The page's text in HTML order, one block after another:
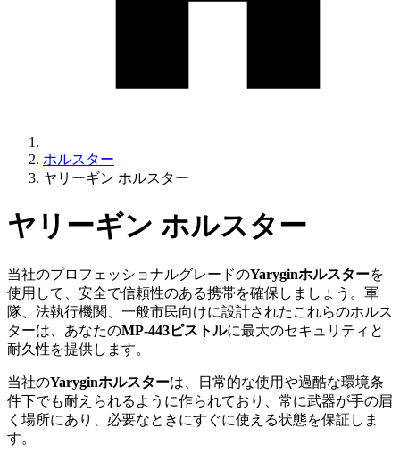
ホルスター
ヤリーギン ホルスター
ヤリーギン ホルスター
当社のプロフェッショナルグレードのYaryginホルスターを
使用して、安全で信頼性のある携帯を確保しましょう。軍
隊、法執行機関、一般市民向けに設計されたこれらのホルス
ターは、あなたのMP-443ピストルに最大のセキュリティと
耐久性を提供します。
当社のYaryginホルスターは、日常的な使用や過酷な環境条
件下でも耐えられるように作られており、常に武器が手の届
く場所にあり、必要なときにすぐに使える状態を保証しま
す。